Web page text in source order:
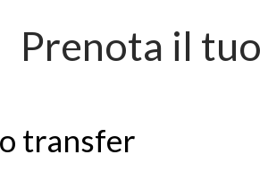
Prenota il
transfer